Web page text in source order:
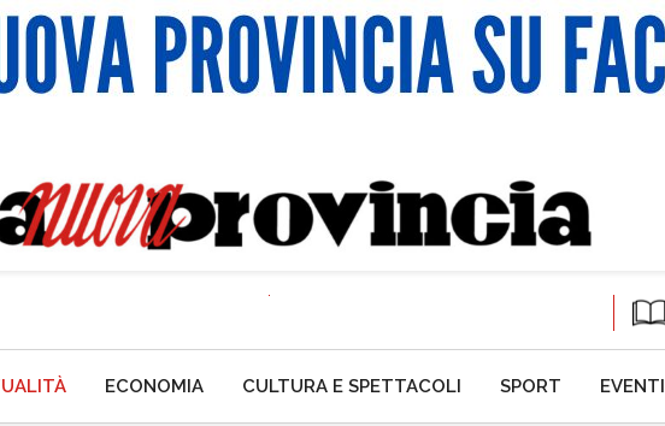
ECONOMIA CULTURA E SPETTACOLI SPORT EVENTI